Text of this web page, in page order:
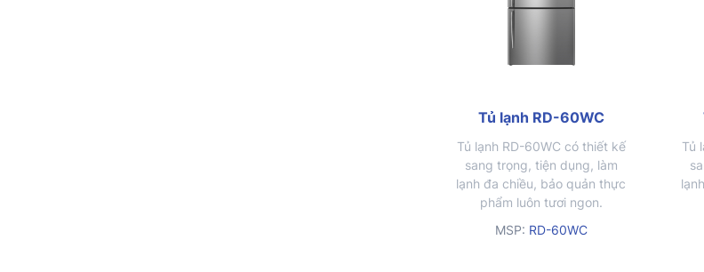
Tủ lạnh RD-60WC
Tủ lạnh RD-60WC có thiết kế
sang trọng, tiện dụng, làm
lạnh đa chiều, bảo quản thực
phẩm luôn tươi ngon.
MSP: RD-60WC
Tủ